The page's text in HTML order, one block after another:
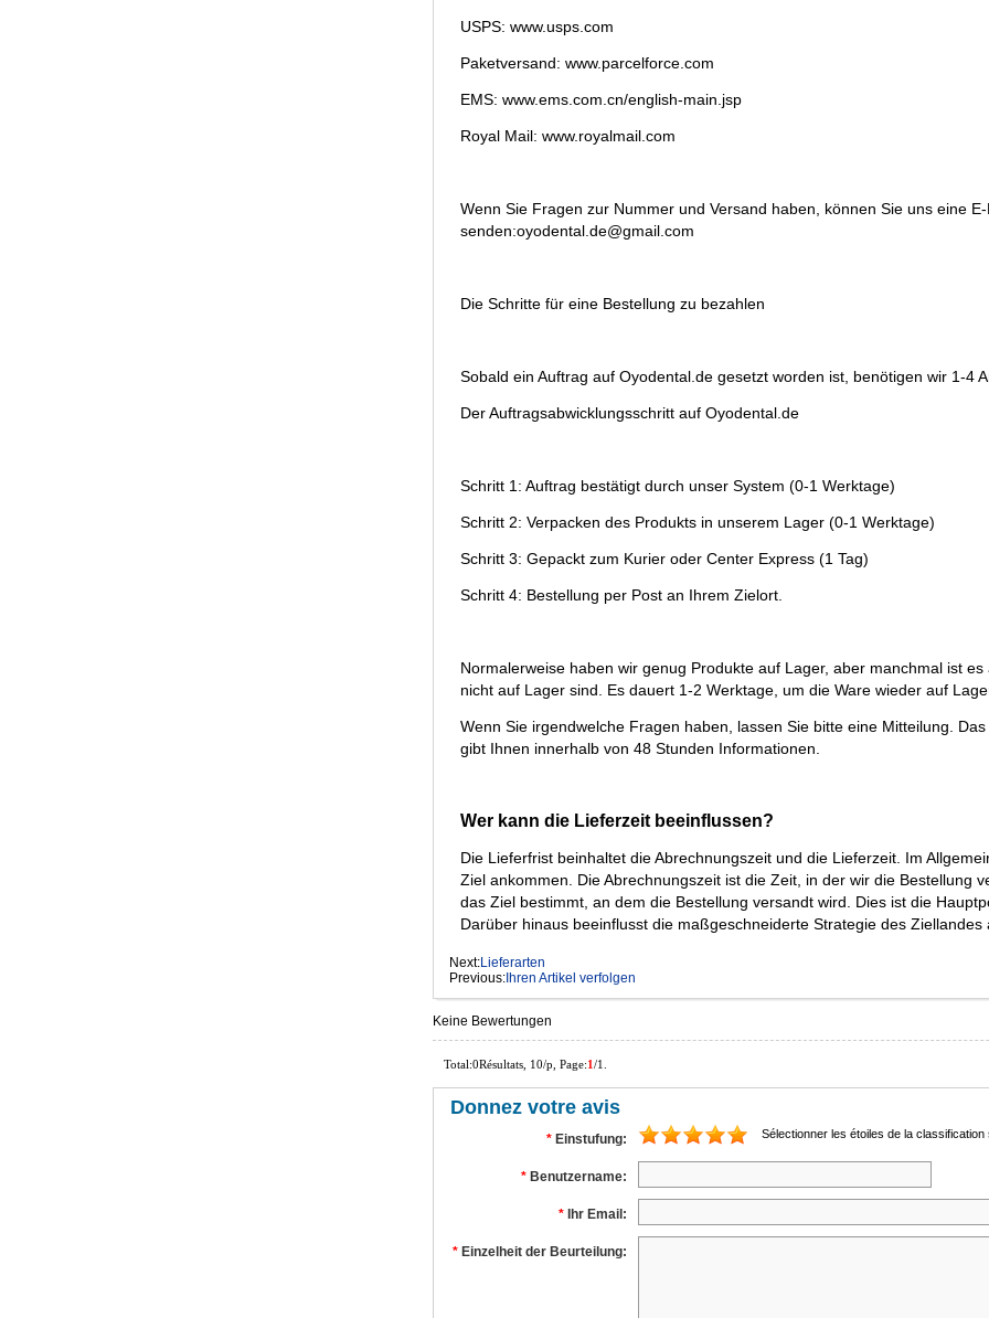
USPS: www.usps.com
Paketversand: www.parcelforce.com
EMS: www.ems.com.cn/english-main.jsp
Royal Mail: www.royalmail.com
Wenn Sie Fragen zur Nummer und Versand haben, können Sie uns eine
senden:oyodental.de@gmail.com
Die Schritte für eine Bestellung zu bezahlen
Sobald ein Auftrag auf Oyodental.de gesetzt worden ist, benötigen wir 1-4
Der Auftragsabwicklungsschritt auf Oyodental.de
Schritt 1: Auftrag bestätigt durch unser System (0-1 Werktage)
Schritt 2: Verpacken des Produkts in unserem Lager (0-1 Werktage)
Schritt 3: Gepackt zum Kurier oder Center Express (1 Tag)
Schritt 4: Bestellung per Post an Ihrem Zielort.
Normalerweise haben wir genug Produkte auf Lager, aber manchmal ist
nicht auf Lager sind. Es dauert 1-2 Werktage, um die Ware wieder auf
Wenn Sie irgendwelche Fragen haben, lassen Sie bitte eine Mitteilung.
gibt Ihnen innerhalb von 48 Stunden Informationen.
Wer kann die Lieferzeit beeinflussen?
Die Lieferfrist beinhaltet die Abrechnungszeit und die Lieferzeit. Im
Ziel ankommen. Die Abrechnungszeit ist die Zeit, in der wir die Bestellung
das Ziel bestimmt, an dem die Bestellung versandt wird. Dies ist die
Darüber hinaus beeinflusst die maßgeschneiderte Strategie des Ziellandes
Next:Lieferarten
Previous: Ihren Artikel verfolgen
Keine Bewertungen
Total:0Résultats, 10/p, Page:1/1.
Donnez votre avis
* Einstufung: Sélectionner les étoiles de la classification
* Benutzername:
* Ihr Email:
* Einzelheit der Beurteilung: